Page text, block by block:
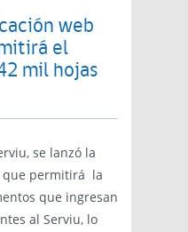
web
el
mil hojas
se lanzó la
que permitirá la
que ingresan
al Serviu, lo